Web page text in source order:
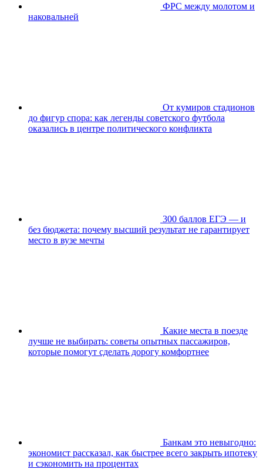
ФРС между молотом и
наковальней
От кумиров стадионов
до фигур спора: как легенды советского футбола
оказались в центре политического конфликта
300 баллов ЕГЭ — и
без бюджета: почему высший результат не гарантирует
место в вузе мечты
Какие места в поезде
лучше не выбирать: советы опытных пассажиров,
которые помогут сделать дорогу комфортнее
Банкам это невыгодно:
экономист рассказал, как быстрее всего закрыть ипотеку
и сэкономить на процентах